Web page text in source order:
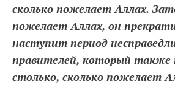
сколько пожелает Аллах.
пожелает Аллах, он
наступит период
правителей, который также
столько, сколько пожелает